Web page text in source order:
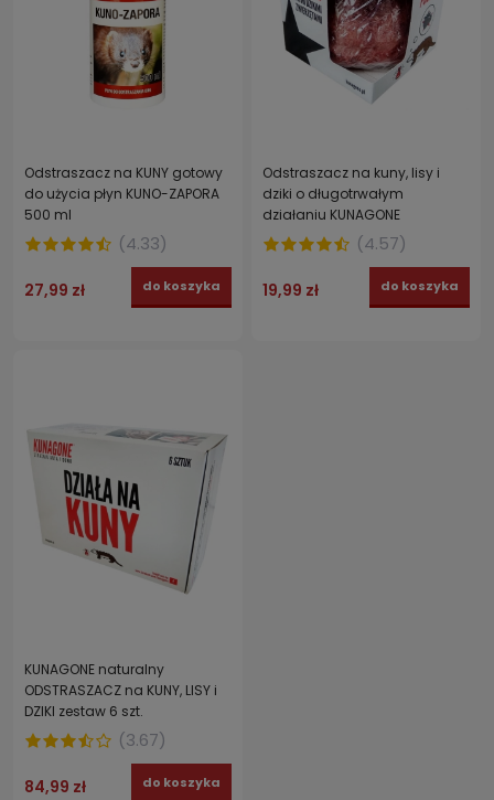
Odstraszacz na KUNY gotowy
do użycia płyn KUNO-ZAPORA
500 ml
(4.33)
27,99 zł do koszyka
Odstraszacz na kuny, lisy i
dziki o długotrwałym
działaniu KUNAGONE
(4.57)
19,99 zł do koszyka
KUNAGONE naturalny
ODSTRASZACZ na KUNY, LISY i
DZIKI zestaw 6 szt.
(3.67)
84,99 zł do koszyka